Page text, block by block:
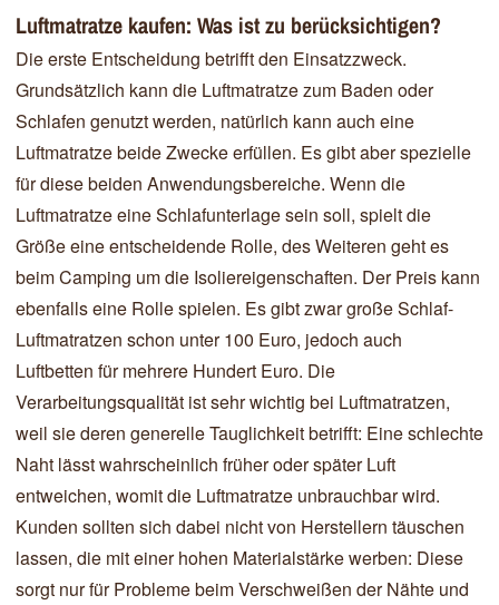
Luftmatratze kaufen: Was ist zu berücksichtigen?
Die erste Entscheidung betrifft den Einsatzzweck.
Grundsätzlich kann die Luftmatratze zum Baden oder
Schlafen genutzt werden, natürlich kann auch eine
Luftmatratze beide Zwecke erfüllen. Es gibt aber spezielle
für diese beiden Anwendungsbereiche. Wenn die
Luftmatratze eine Schlafunterlage sein soll, spielt die
Größe eine entscheidende Rolle, des Weiteren geht es
beim Camping um die Isoliereigenschaften. Der Preis kann
ebenfalls eine Rolle spielen. Es gibt zwar große Schlaf-
Luftmatratzen schon unter 100 Euro, jedoch auch
Luftbetten für mehrere Hundert Euro. Die
Verarbeitungsqualität ist sehr wichtig bei Luftmatratzen,
weil sie deren generelle Tauglichkeit betrifft: Eine schlechte
Naht lässt wahrscheinlich früher oder später Luft
entweichen, womit die Luftmatratze unbrauchbar wird.
Kunden sollten sich dabei nicht von Herstellern täuschen
lassen, die mit einer hohen Materialstärke werben: Diese
sorgt nur für Probleme beim Verschweißen der Nähte und